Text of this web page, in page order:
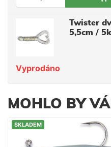
Twister
5,5cm /
Vyprodáno
MOHLO BY
SKLADEM